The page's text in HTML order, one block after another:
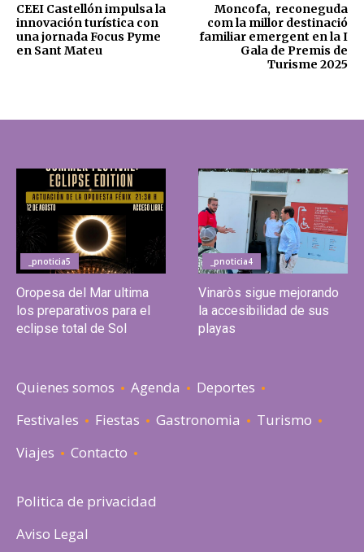
CEEI Castellón impulsa la
innovación turística con
una jornada Focus Pyme
en Sant Mateu
Moncofa, reconeguda
com la millor destinació
familiar emergent en la I
Gala de Premis de
Turisme 2025
_pnoticia5
Oropesa del Mar ultima
los preparativos para el
eclipse total de Sol
_pnoticia4
Vinaròs sigue mejorando
la accesibilidad de sus
playas
Quienes somos Agenda
Deportes
Festivales
Fiestas Gastronomia
Turismo
Viajes
Contacto
Politica de privacidad
Aviso Legal